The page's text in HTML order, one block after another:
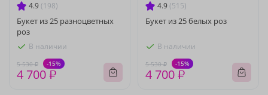
4.9 (198)
Букет из 25 разноцветных
роз
В наличии
5 530 ₽ -15%
4 700 ₽
4.9 (515)
Букет из 25 белых роз
В наличии
5 530 ₽ -15%
4 700 ₽